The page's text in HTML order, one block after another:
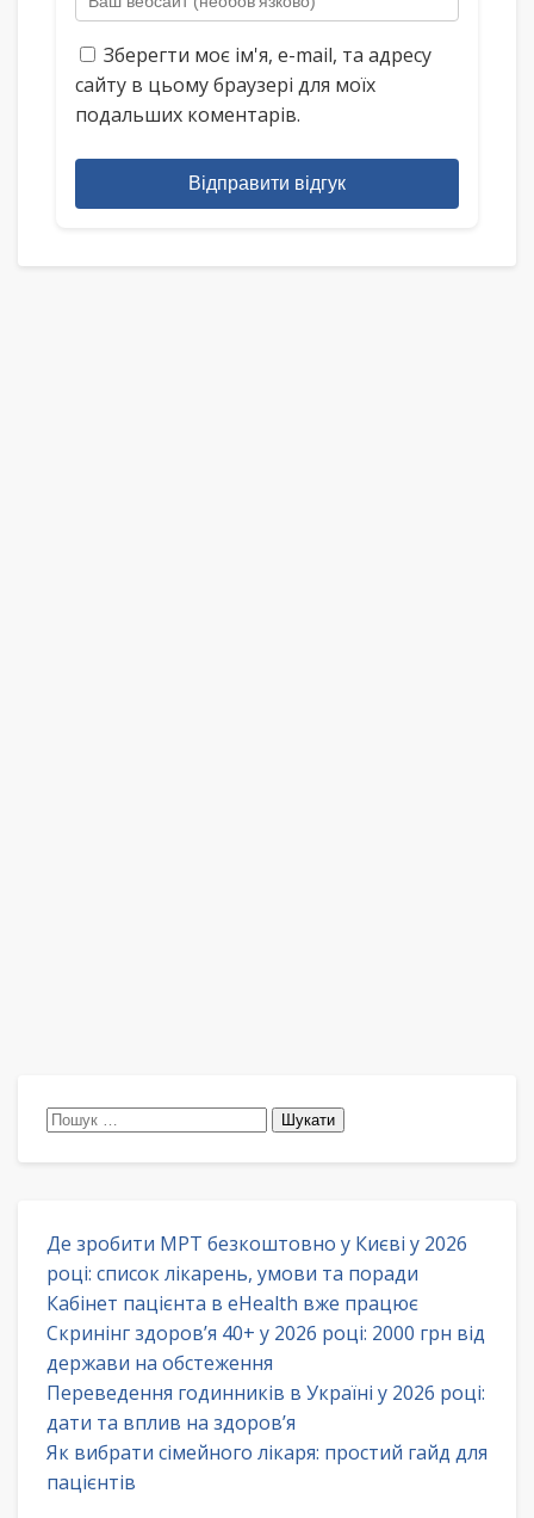
Зберегти моє ім'я, e-mail, та адресу
сайту в цьому браузері для моїх
подальших коментарів.
Відправити відгук
Пошук:
Де зробити МРТ безкоштовно у Києві у 2026
році: список лікарень, умови та поради
Кабінет пацієнта в eHealth вже працює
Скринінг здоров’я 40+ у 2026 році: 2000 грн від
держави на обстеження
Переведення годинників в Україні у 2026 році:
дати та вплив на здоров’я
Як вибрати сімейного лікаря: простий гайд для
пацієнтів